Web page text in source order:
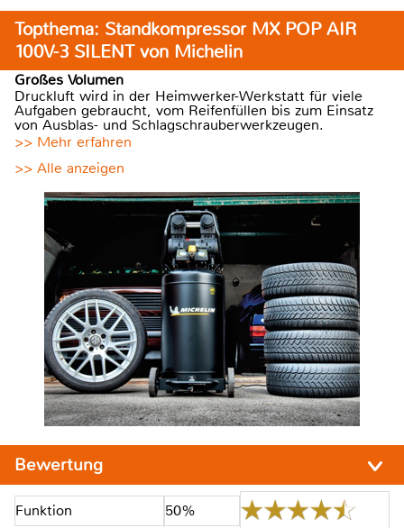
Topthema: Standkompressor MX POP AIR
100V-3 SILENT von Michelin
Großes Volumen
Druckluft wird in der Heimwerker-Werkstatt für viele
Aufgaben gebraucht, vom Reifenfüllen bis zum Einsatz
von Ausblas- und Schlagschrauberwerkzeugen.
>> Mehr erfahren
>> Alle anzeigen
Bewertung
Funktion 50%